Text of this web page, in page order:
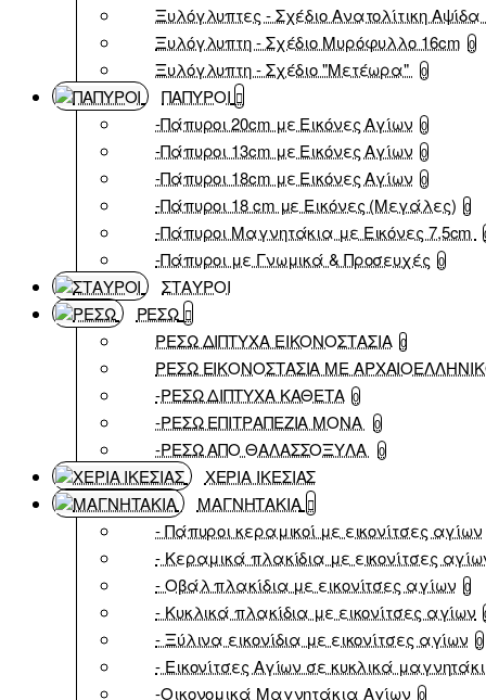
Ξυλόγλυπτες - Σχέδιο Ανατολίτικη Αψίδα
Ξυλόγλυπτη - Σχέδιο Μυρόφυλλο 16cm 0
Ξυλόγλυπτη - Σχέδιο "Μετέωρα" 0
ΠΑΠΥΡΟΙ
-Πάπυροι 20cm με Εικόνες Αγίων 0
-Πάπυροι 13cm με Εικόνες Αγίων 0
-Πάπυροι 18cm με Εικόνες Αγίων 0
-Πάπυροι 18 cm με Εικόνες (Μεγάλες) 0
-Πάπυροι Μαγνητάκια με Εικόνες 7,5cm
-Πάπυροι με Γνωμικά & Προσευχές 0
ΣΤΑΥΡΟΙ
ΡΕΣΩ
ΡΕΣΩ ΔΙΠΤΥΧΑ ΕΙΚΟΝΟΣΤΑΣΙΑ 0
ΡΕΣΩ ΕΙΚΟΝΟΣΤΑΣΙΑ ΜΕ
-ΡΕΣΩ ΔΙΠΤΥΧΑ ΚΑΘΕΤΑ 0
-ΡΕΣΩ ΕΠΙΤΡΑΠΕΖΙΑ ΜΟΝΑ 0
-ΡΕΣΩ ΑΠΟ ΘΑΛΑΣΣΟΞΥΛΑ 0
ΧΕΡΙΑ ΙΚΕΣΙΑΣ
ΜΑΓΝΗΤΑΚΙΑ
- Πάπυροι κεραμικοί με εικονίτσες αγίων
- Κεραμικά πλακίδια με εικονίτσες
- Οβάλ πλακίδια με εικονίτσες αγίων 0
- Κυκλικά πλακίδια με εικονίτσες αγίων
- Ξύλινα εικονίδια με εικονίτσες αγίων 0
- Εικονίτσες Αγίων σε κυκλικά
-Οικονομικά Μαγνητάκια Αγίων 0